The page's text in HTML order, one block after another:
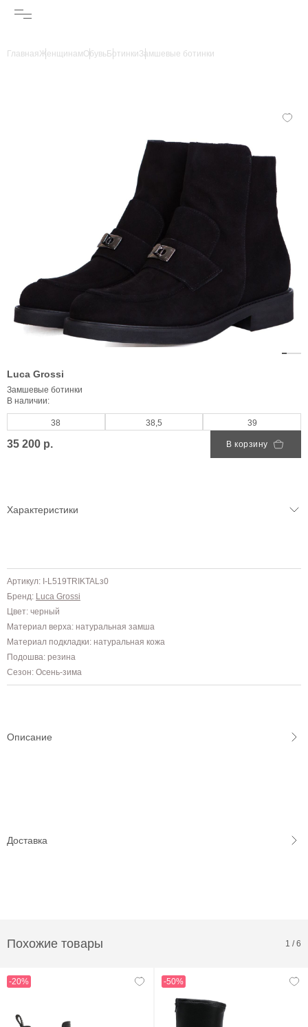
ГлавнаяЖенщинамОбувьБотинкиЗамшевые ботинки
Luca Grossi
Замшевые ботинки
В наличии:
38 38,5 39
35 200 р. В корзину
Характеристики
Артикул: I-L519TRIKTALз0
Бренд: Luca Grossi
Цвет: черный
Материал верха: натуральная замша
Материал подкладки: натуральная кожа
Подошва: резина
Сезон: Осень-зима
Описание
Доставка
Похожие товары 1 /6
-20% -50%